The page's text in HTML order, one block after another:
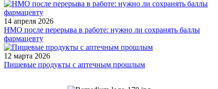
14 апреля 2026
НМО после перерыва в работе: нужно ли сохранять баллы
фармацевту
12 марта 2026
Пищевые продукты с аптечным прошлым